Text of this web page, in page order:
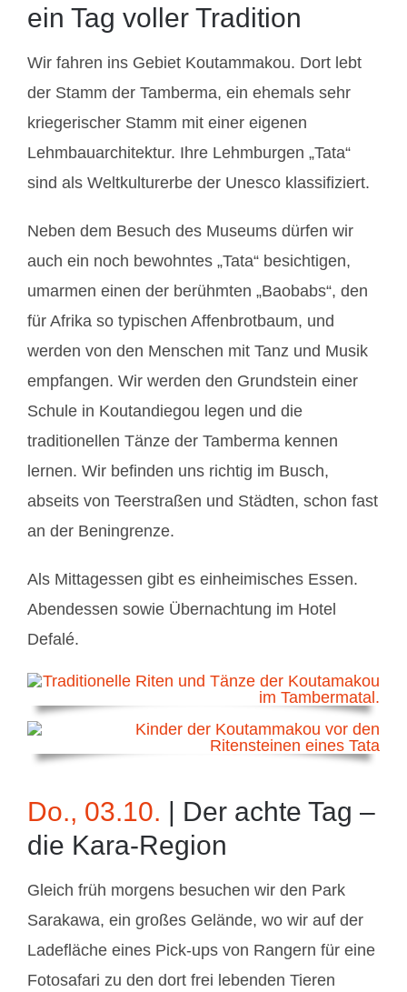
ein Tag voller Tradition
Wir fahren ins Gebiet Koutammakou. Dort lebt
der Stamm der Tamberma, ein ehemals sehr
kriegerischer Stamm mit einer eigenen
Lehmbauarchitektur. Ihre Lehmburgen „Tata“
sind als Weltkulturerbe der Unesco klassifiziert.
Neben dem Besuch des Museums dürfen wir
auch ein noch bewohntes „Tata“ besichtigen,
umarmen einen der berühmten „Baobabs“, den
für Afrika so typischen Affenbrotbaum, und
werden von den Menschen mit Tanz und Musik
empfangen. Wir werden den Grundstein einer
Schule in Koutandiegou legen und die
traditionellen Tänze der Tamberma kennen
lernen. Wir befinden uns richtig im Busch,
abseits von Teerstraßen und Städten, schon fast
an der Beningrenze.
Als Mittagessen gibt es einheimisches Essen.
Abendessen sowie Übernachtung im Hotel
Defalé.
Do., 03.10. | Der achte Tag –
die Kara-Region
Gleich früh morgens besuchen wir den Park
Sarakawa, ein großes Gelände, wo wir auf der
Ladefläche eines Pick-ups von Rangern für eine
Fotosafari zu den dort frei lebenden Tieren